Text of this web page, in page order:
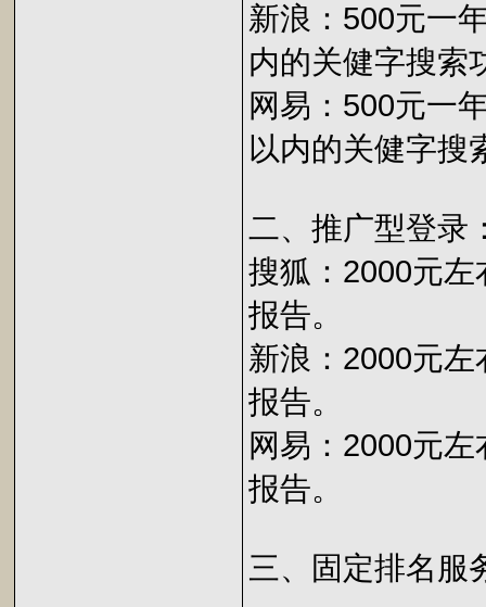
新浪：500元一
内的关健字搜索
网易：500元一
以内的关健字搜
二、推广型登录
搜狐：2000元
报告。
新浪：2000元
报告。
网易：2000元
报告。
三、固定排名服